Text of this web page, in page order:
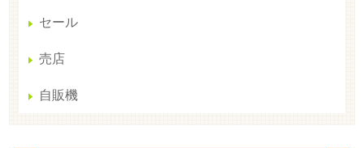
セール
売店
自販機